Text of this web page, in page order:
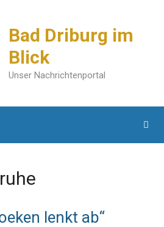
Bad Driburg im
Blick
Unser Nachrichtenportal
lenkt ab“